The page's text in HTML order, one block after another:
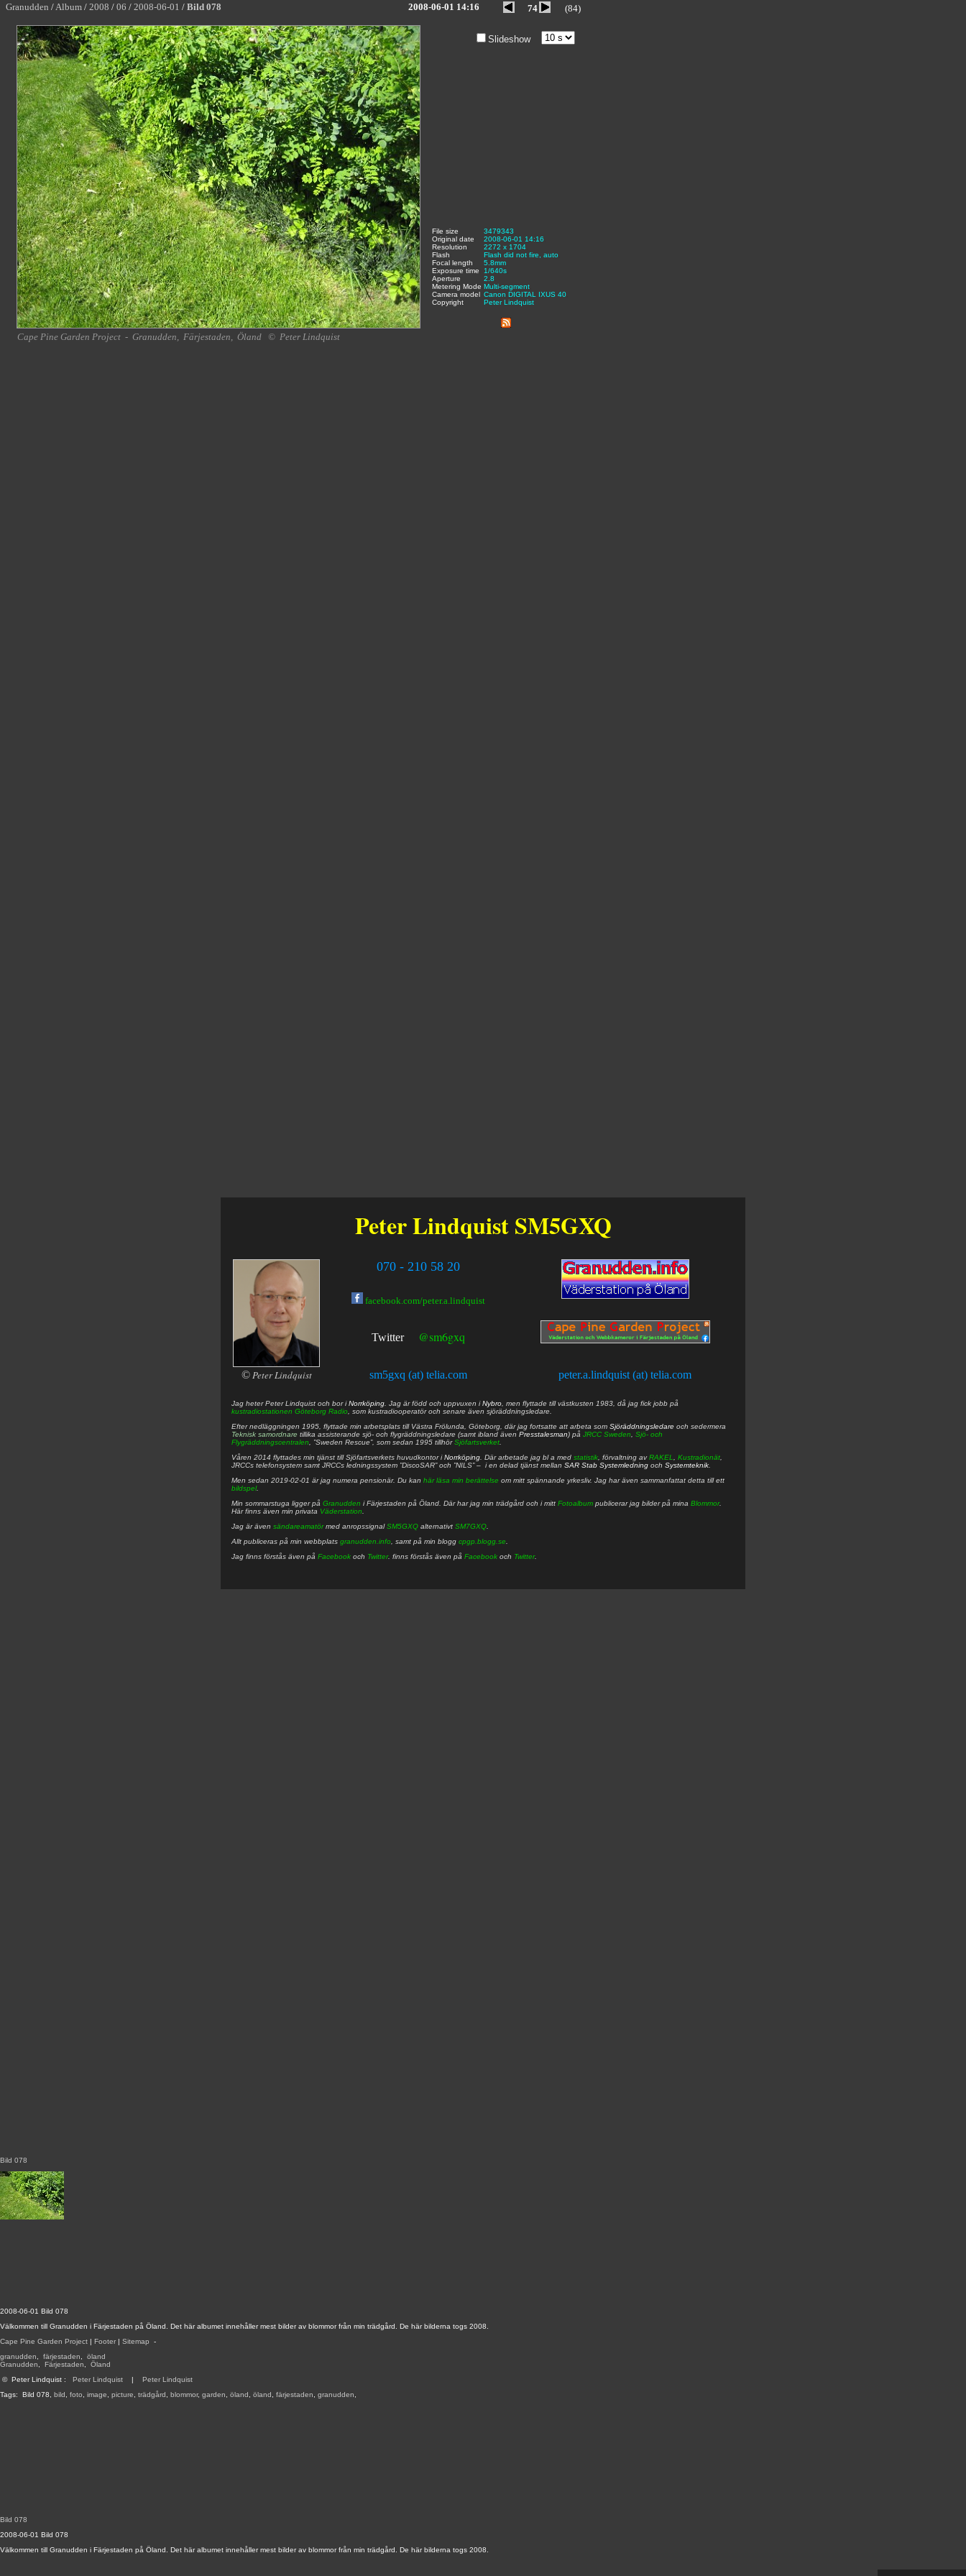
Granudden /Album / 2008 / 06 / 2008-06-01 / Bild 078 2008-06-01 14:16 74 (84)
Slideshow
2008-06-01 Bild 078
Välkommen till Granudden i Färjestaden på Öland. Det här albumet innehåller mest bilder av blommor från min trädgård. De här bilderna togs 2008.
Cape Pine Garden Project | Footer | Sitemap -
granudden
färjestaden
öland
Granudden
Färjestaden
Öland
© Peter Lindquist : Peter Lindquist | Peter Lindquist
Tags: Bild 078 bild foto image picture trädgård blommor, garden öland öland färjestaden granudden
Bild 078
File size 3479343
Original date
2008-06-01 14:16
Resolution
2272 x 1704
Flash
Flash did not fire, auto
Focal length
5.8mm
Exposure time
1/640s
Aperture
2.8
Metering Mode Multi-segment
Camera model Canon DIGITAL IXUS 40
Copyright
Peter Lindquist
Bild 078
2008-06-01 Bild 078
Välkommen till Granudden i Färjestaden på Öland. Det här albumet innehåller mest bilder av blommor från min trädgård. De här bilderna togs 2008.
Cape Pine Garden Project - Granudden, Färjestaden, Öland © Peter Lindquist
Peter Lindquist SM5GXQ
© Peter Lindquist
070 - 210 58 20
facebook.com/peter.a.lindquist
Twitter @sm6gxq
sm5gxq (at) telia.com peter.a.lindquist (at) telia.com
Jag heterPeter Lindquist och bor iNorrköping . Jag är född och uppvuxen iNybro , men flyttade till västkusten 1983, då jag fick jobb på
kustradiostationen Göteborg Radio , som kustradiooperatör och senare även sjöräddningsledare.
Efter nedläggningen 1995, flyttade min arbetsplats till Västra Frölunda, Göteborg, där jag fortsatte att arbeta som Sjöräddningsledare och sedermera
Teknisk samordnare tillika assisterande sjö- och flygräddningsledare (samt ibland även Presstalesman) på JRCC Sweden
Sjö- och
Flygräddningscentralen , ”Sweden Rescue”, som sedan 1995 tillhörSjöfartsverket
Våren 2014 flyttades min tjänst till Sjöfartsverkets huvudkontor iNorrköping . Där arbetade jag bl a med statistik , förvaltning avRAKEL Kustradionät
JRCCs telefonsystem samt JRCCs ledningssystem ”DiscoSAR” och ”NILS” – i en delad tjänst mellan SAR Stab Systemledning och Systemteknik
Men sedan 2019-02-01 är jag numera pensionär. Du kan här läsa min berättelse om mitt spännande yrkesliv. Jag har även sammanfattat detta till ett
bildspel.
Min sommarstuga ligger på Granudden i Färjestaden på Öland. Där har jag min trädgård och i mitt Fotoalbum publicerar jag bilder på mina Blommor.
Här finns även min privata Väderstation
Jag är även sändareamatörmed anropssignalSM5GXQ alternativt SM7GXQ
Allt publiceras på min webbplats granudden.info , samt på min blogg cpgp.blogg.se
Jag finns förstås även på Facebook och Twitter. finns förstås även på Facebook och Twitter.